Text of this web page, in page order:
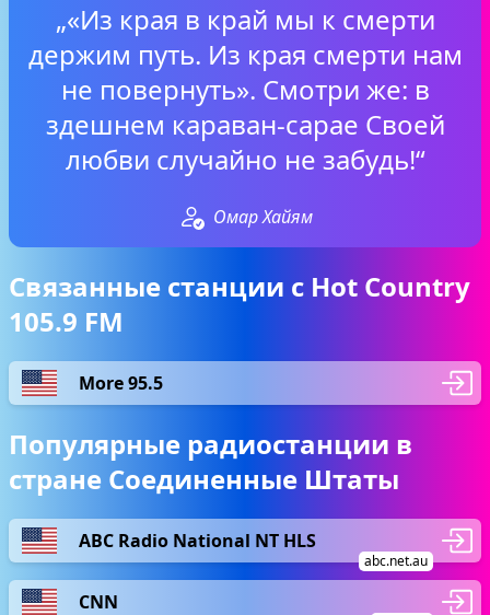
„«Из края в край мы к смерти
держим путь. Из края смерти нам
не повернуть». Смотри же: в
здешнем караван-сарае Своей
любви случайно не забудь!“
Омар Хайям
Связанные станции с Hot Country
105.9 FM
More 95.5
Популярные радиостанции в
стране Соединенные Штаты
ABC Radio National NT HLS
abc.net.au
CNN